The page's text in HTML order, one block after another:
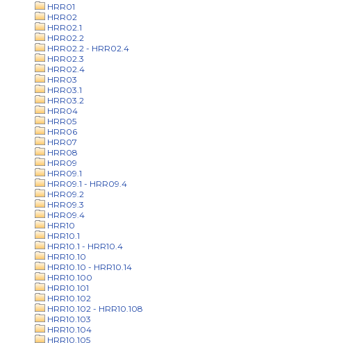
HRR01
HRR02
HRR02.1
HRR02.2
HRR02.2 - HRR02.4
HRR02.3
HRR02.4
HRR03
HRR03.1
HRR03.2
HRR04
HRR05
HRR06
HRR07
HRR08
HRR09
HRR09.1
HRR09.1 - HRR09.4
HRR09.2
HRR09.3
HRR09.4
HRR10
HRR10.1
HRR10.1 - HRR10.4
HRR10.10
HRR10.10 - HRR10.14
HRR10.100
HRR10.101
HRR10.102
HRR10.102 - HRR10.108
HRR10.103
HRR10.104
HRR10.105